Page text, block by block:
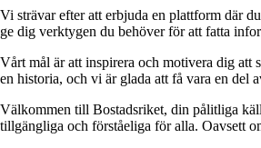
Vi strävar efter att erbjuda en plattform där
ge dig verktygen du behöver för att fatta
Vårt mål är att inspirera och motivera dig att
en historia, och vi är glada att få vara en del
Välkommen till Bostadsriket, din pålitliga
tillgängliga och förståeliga för alla. Oavsett